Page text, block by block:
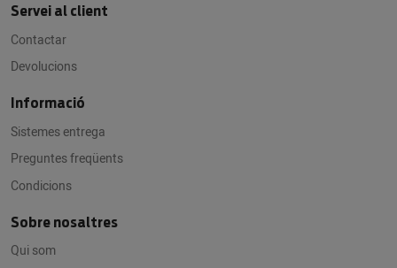
Servei al client
Contactar
Devolucions
Informació
Sistemes entrega
Preguntes freqüents
Condicions
Sobre nosaltres
Qui som